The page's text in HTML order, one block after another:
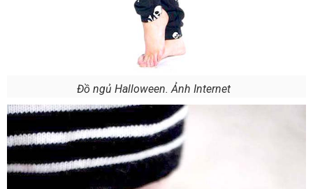
Đồ ngủ Halloween. Ảnh Internet